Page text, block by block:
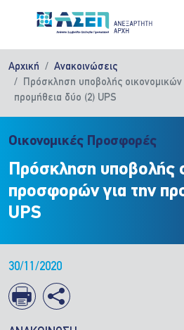
Αρχική
Ανακοινώσεις
Πρόσκληση υποβολής
προμήθεια δύο (2) UPS
Οικονομικές Προσφορές
Πρόσκληση υποβολής
προσφορών για την
UPS
30/11/2020